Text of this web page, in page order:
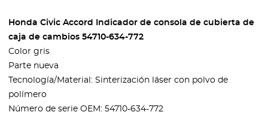
Honda Civic Accord Indicador de consola de cubierta de
caja de cambios 54710-634-772
Color gris
Parte nueva
Tecnología/Material: Sinterización láser con polvo de
polímero
Número de serie OEM: 54710-634-772